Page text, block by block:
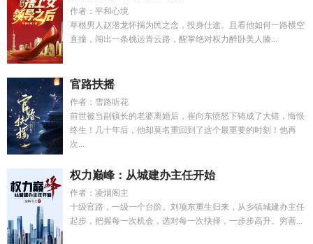
作者：平和心境
草根男人赵潜龙怀揣为民之念，投身仕途。且看他如何一路横空
直撞，闯出一条桃运青云路，醒掌绝对权力醉卧美人膝...
官路扶摇
作者：雪路听花
前世被当副镇长的老婆离婚后，崔向东愤怒下铸成了大错，悔恨
终生！几十年后，他却莫名重回到了这个最重要的时刻！他再
次...
权力巅峰：从城建办主任开始
作者：凌烟阁主
十级官路，一级一个台阶。刘项东重生归来，从乡镇城建办主任
起步，把握每一次机会，选对每一次抉择，一步步高升。穷善...